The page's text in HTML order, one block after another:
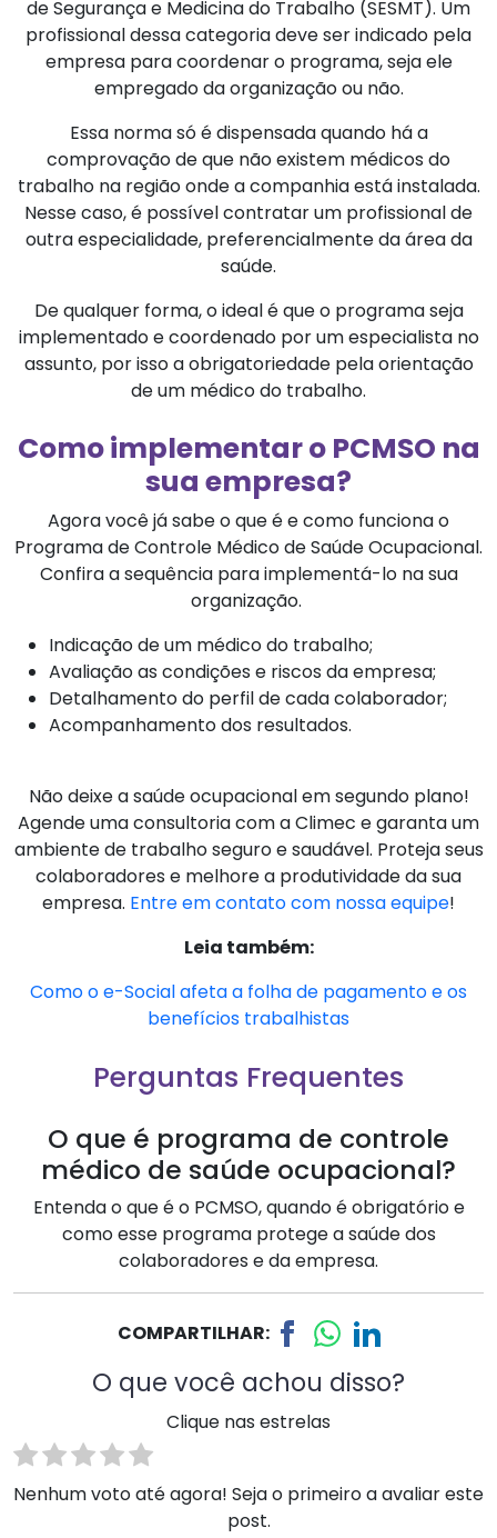
de Segurança e Medicina do Trabalho (SESMT). Um
profissional dessa categoria deve ser indicado pela
empresa para coordenar o programa, seja ele
empregado da organização ou não.
Essa norma só é dispensada quando há a
comprovação de que não existem médicos do
trabalho na região onde a companhia está instalada.
Nesse caso, é possível contratar um profissional de
outra especialidade, preferencialmente da área da
saúde.
De qualquer forma, o ideal é que o programa seja
implementado e coordenado por um especialista no
assunto, por isso a obrigatoriedade pela orientação
de um médico do trabalho.
Como implementar o PCMSO na
sua empresa?
Agora você já sabe o que é e como funciona o
Programa de Controle Médico de Saúde Ocupacional.
Confira a sequência para implementá-lo na sua
organização.
Indicação de um médico do trabalho;
Avaliação as condições e riscos da empresa;
Detalhamento do perfil de cada colaborador;
Acompanhamento dos resultados.
Não deixe a saúde ocupacional em segundo plano!
Agende uma consultoria com a Climec e garanta um
ambiente de trabalho seguro e saudável. Proteja seus
colaboradores e melhore a produtividade da sua
empresa. Entre em contato com nossa equipe!
Leia também:
Como o e-Social afeta a folha de pagamento e os
benefícios trabalhistas
Perguntas Frequentes
O que é programa de controle
médico de saúde ocupacional?
Entenda o que é o PCMSO, quando é obrigatório e
como esse programa protege a saúde dos
colaboradores e da empresa.
COMPARTILHAR:
O que você achou disso?
Clique nas estrelas
Nenhum voto até agora! Seja o primeiro a avaliar este
post.